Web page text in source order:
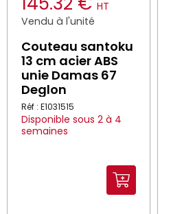
HT
Vendu à l'unité
Couteau santoku
13 cm acier ABS
unie Damas 67
Deglon
Réf : E1031515
Disponible sous 2 à 4
semaines